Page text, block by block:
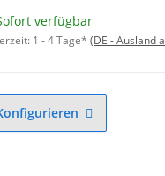
verfügbar
1 - 4 Tage* (DE - Ausland